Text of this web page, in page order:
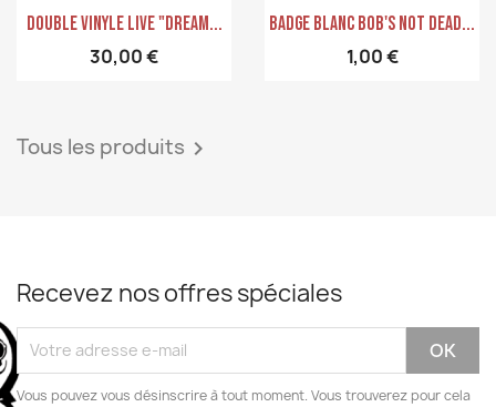
Aperçu rapide
Double Vinyle LIVE "Dream...
30,00 €
Aperçu rapide
Badge Blanc Bob's Not Dead...
1,00 €
Tous les produits 
Recevez nos offres spéciales
Vous pouvez vous désinscrire à tout moment. Vous trouverez pour cela